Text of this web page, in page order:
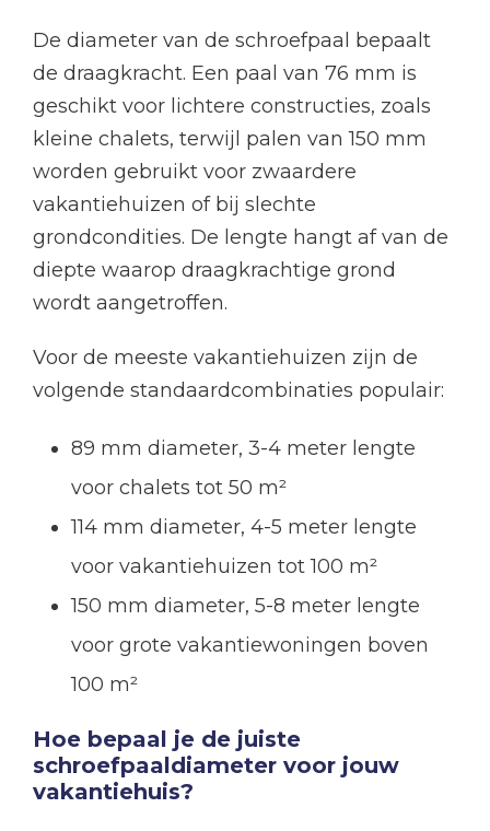
De diameter van de schroefpaal bepaalt
de draagkracht. Een paal van 76 mm is
geschikt voor lichtere constructies, zoals
kleine chalets, terwijl palen van 150 mm
worden gebruikt voor zwaardere
vakantiehuizen of bij slechte
grondcondities. De lengte hangt af van de
diepte waarop draagkrachtige grond
wordt aangetroffen.
Voor de meeste vakantiehuizen zijn de
volgende standaardcombinaties populair:
89 mm diameter, 3-4 meter lengte
voor chalets tot 50 m²
114 mm diameter, 4-5 meter lengte
voor vakantiehuizen tot 100 m²
150 mm diameter, 5-8 meter lengte
voor grote vakantiewoningen boven
100 m²
Hoe bepaal je de juiste
schroefpaaldiameter voor jouw
vakantiehuis?